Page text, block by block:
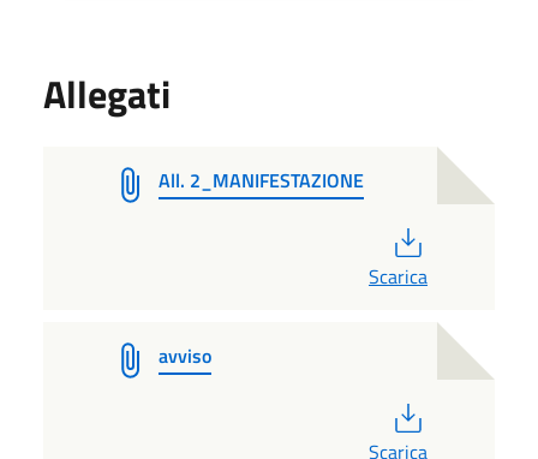
Allegati
All. 2_MANIFESTAZIONE
Scarica
avviso
Scarica